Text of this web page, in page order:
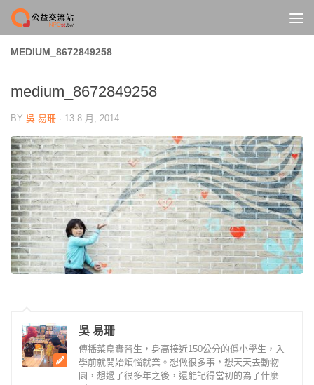
Skip to content
MEDIUM_8672849258
medium_8672849258
BY 吳 易珊 · 13 8 月, 2014
吳 易珊
傳播菜鳥實習生，身高接近150公分的僞小學生，入
學前就開始煩惱就業。想做很多事，想天天去動物
園，想過了很多年之後，還能記得當初的為了什麼